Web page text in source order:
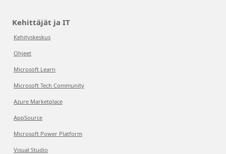
Kehittäjät ja IT
Kehityskeskus
Ohjeet
Microsoft Learn
Microsoft Tech Community
Azure Marketplace
AppSource
Microsoft Power Platform
Visual Studio